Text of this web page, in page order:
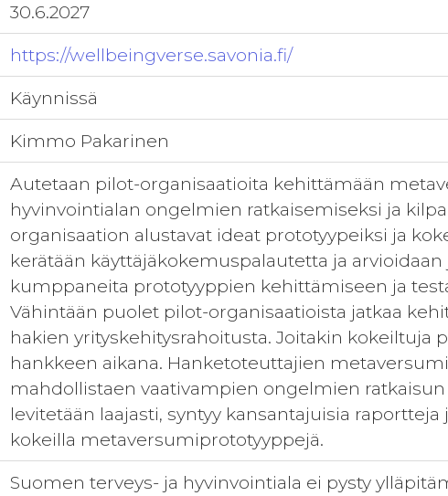
30.6.2027
https://wellbeingverse.savonia.fi/
Käynnissä
Kimmo Pakarinen
Autetaan pilot-organisaatioita kehittämään
hyvinvointialan ongelmien ratkaisemiseksi ja
organisaation alustavat ideat prototyypeiksi ja
kerätään käyttäjäkokemuspalautetta ja
kumppaneita prototyyppien kehittämiseen ja
Vähintään puolet pilot-organisaatioista jatkaa
hakien yrityskehitysrahoitusta. Joitakin
hankkeen aikana. Hanketoteuttajien
mahdollistaen vaativampien ongelmien ratkaisun
levitetään laajasti, syntyy kansantajuisia
kokeilla metaversumiprototyyppejä.
Suomen terveys- ja hyvinvointiala ei pysty